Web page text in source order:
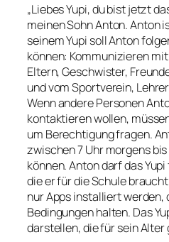
„Liebes Yupi, du bist jetzt
meinen Sohn Anton. Anton
seinem Yupi soll Anton
können: Kommunizieren
Eltern, Geschwister,
und vom Sportverein,
Wenn andere Personen
kontaktieren wollen,
um Berechtigung fragen.
zwischen 7 Uhr morgens
können. Anton darf das
die er für die Schule
nur Apps installiert werden,
Bedingungen halten. Das
darstellen, die für sein Alter